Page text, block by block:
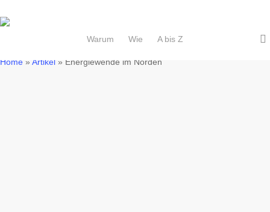
to
Warum Wie A bis Z
Home »Artikel » Energiewende im Norden